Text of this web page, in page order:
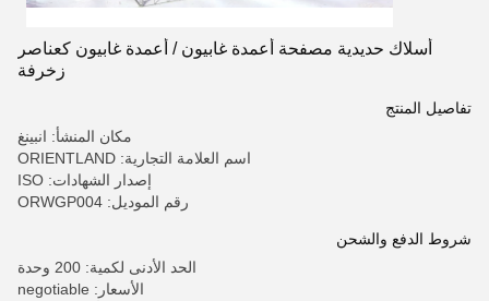
أسلاك حديدية مصفحة أعمدة غابيون / أعمدة غابيون كعناصر
زخرفة
تفاصيل المنتج
مكان المنشأ: انبينغ
اسم العلامة التجارية: ORIENTLAND
إصدار الشهادات: ISO
رقم الموديل: ORWGP004
شروط الدفع والشحن
الحد الأدنى لكمية: 200 وحدة
الأسعار: negotiable